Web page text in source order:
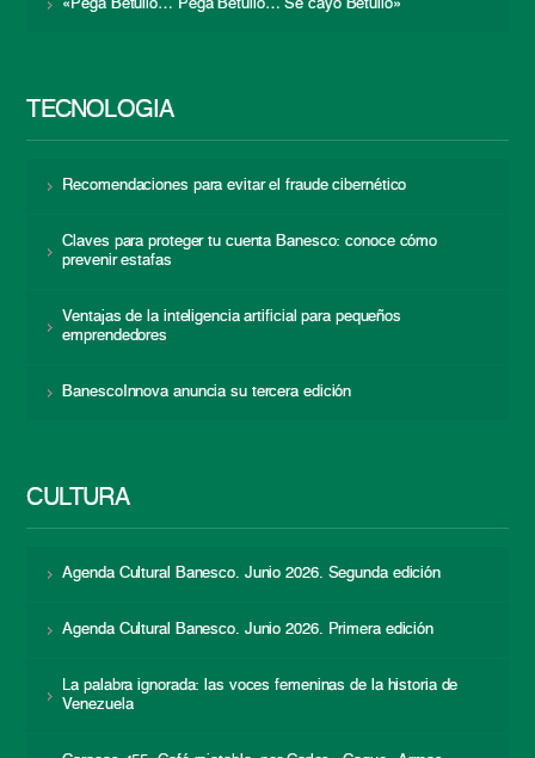
«Pega Betulio… Pega Betulio… Se cayó Betulio»
TECNOLOGÍA
Recomendaciones para evitar el fraude cibernético
Claves para proteger tu cuenta Banesco: conoce cómo
prevenir estafas
Ventajas de la inteligencia artificial para pequeños
emprendedores
BanescoInnova anuncia su tercera edición
CULTURA
Agenda Cultural Banesco. Junio 2026. Segunda edición
Agenda Cultural Banesco. Junio 2026. Primera edición
La palabra ignorada: las voces femeninas de la historia de
Venezuela